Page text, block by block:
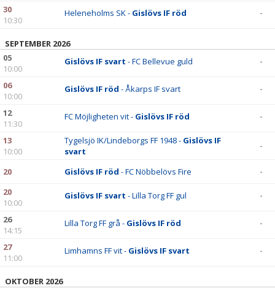
30
10:30
Heleneholms SK - Gislövs IF röd -
SEPTEMBER 2026
05
10:00
Gislövs IF svart - FC Bellevue guld -
06
10:00
Gislövs IF röd - Åkarps IF svart -
12
11:30
FC Möjligheten vit - Gislövs IF röd -
13
10:00
Tygelsjö IK/Lindeborgs FF 1948 - Gislövs IF
svart
-
20 Gislövs IF röd - FC Nöbbelövs Fire
-
20
10:00
Gislövs IF svart - Lilla Torg FF gul -
26
14:15
Lilla Torg FF grå - Gislövs IF röd -
27
11:00
Limhamns FF vit - Gislövs IF svart -
OKTOBER 2026